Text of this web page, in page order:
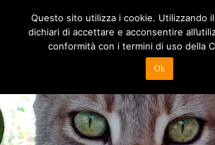
Questo sito utilizza i cookie. Utilizzando
dichiari di accettare e acconsentire
conformità con i termini di uso della
Ok